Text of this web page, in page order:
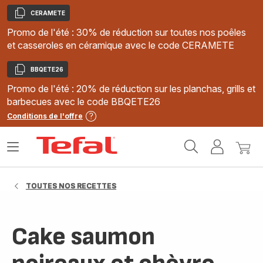
Copier
CERAMETE
Promo de l'été : 30% de réduction sur toutes nos poêles
et casseroles en céramique avec le code CERAMETE
Copier
BBQETE26
Promo de l'été : 20% de réduction sur les planchas, grills et
barbecues avec le code BBQETE26
Conditions de l'offre
MonMon
Ouvrir
TOUTES NOS RECETTES
Cake saumon